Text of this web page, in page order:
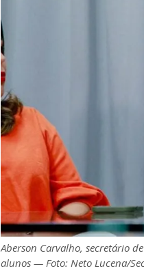
Aberson Carvalho, secretário
alunos — Foto: Neto Lucena/